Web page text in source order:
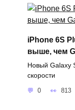
iPhone 6S
выше, чем
Новый Galaxy
скорости
0 813